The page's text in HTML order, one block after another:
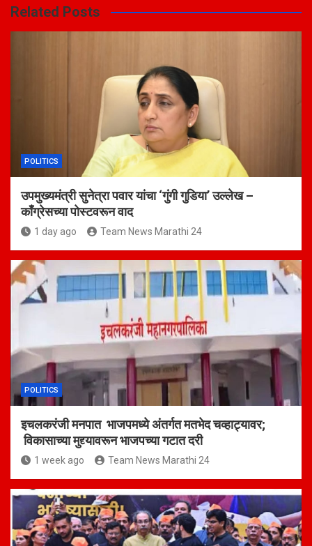
Related Posts
POLITICS
उपमुख्यमंत्री सुनेत्रा पवार यांचा ‘गुंगी गुडिया’ उल्लेख –
काँग्रेसच्या पोस्टवरून वाद
1 day ago Team News Marathi 24
POLITICS
इचलकरंजी मनपात भाजपमध्ये अंतर्गत मतभेद चव्हाट्यावर;
विकासाच्या मुद्द्यावरून भाजपच्या गटात दरी
1 week ago Team News Marathi 24